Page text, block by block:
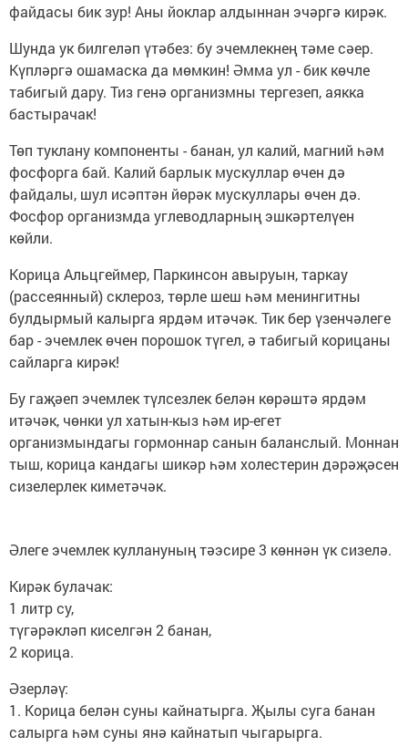
файдасы бик зур! Аны йоклар алдыннан эчәргә кирәк.
Шунда ук билгеләп үтәбез: бу эчемлекнең тәме сәер.
Күпләргә ошамаска да мөмкин! Әмма ул - бик көчле
табигый дару. Тиз генә организмны тергезеп, аякка
бастырачак!
Төп туклану компоненты - банан, ул калий, магний һәм
фосфорга бай. Калий барлык мускуллар өчен дә
файдалы, шул исәптән йөрәк мускуллары өчен дә.
Фосфор организмда углеводларның эшкәртелүен
көйли.
Корица Альцгеймер, Паркинсон авыруын, таркау
(рассеянный) склероз, төрле шеш һәм менингитны
булдырмый калырга ярдәм итәчәк. Тик бер үзенчәлеге
бар - эчемлек өчен порошок түгел, ә табигый корицаны
сайларга кирәк!
Бу гаҗәеп эчемлек түлсезлек белән көрәштә ярдәм
итәчәк, чөнки ул хатын-кыз һәм ир-егет
организмындагы гормоннар санын баланслый. Моннан
тыш, корица кандагы шикәр һәм холестерин дәрәҗәсен
сизелерлек киметәчәк.
Әлеге эчемлек куллануның тәэсире 3 көннән үк сизелә.
Кирәк булачак:
1 литр су,
түгәрәкләп киселгән 2 банан,
2 корица.
Әзерләү:
1. Корица белән суны кайнатырга. Җылы суга банан
салырга һәм суны янә кайнатып чыгарырга.